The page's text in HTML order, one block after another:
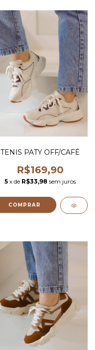
TENIS PATY OFF/CAFÉ
R$169,90
5 x de R$33,98 sem juros
COMPRAR